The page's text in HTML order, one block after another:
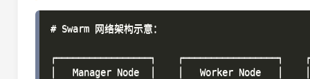
# Swarm 网络架构示意：
┌─────────────────┐    ┌─────────────────┐
│   Manager Node  │    │   Worker Node   │